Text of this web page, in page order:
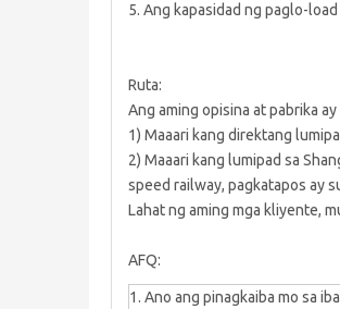
5. Ang kapasidad ng paglo-
Ruta:
Ang aming opisina at pabrika
1) Maaari kang direktang
2) Maaari kang lumipad sa
speed railway, pagkatapos ay
Lahat ng aming mga kliyente,
AFQ:
1. Ano ang pinagkaiba mo sa